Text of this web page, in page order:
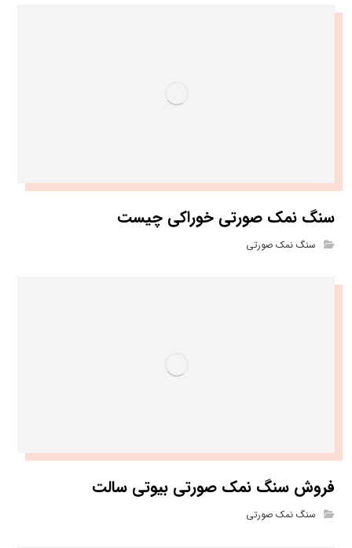
سنگ نمک صورتی خوراکی چیست
سنگ نمک صورتی
فروش سنگ نمک صورتی بیوتی سالت
سنگ نمک صورتی